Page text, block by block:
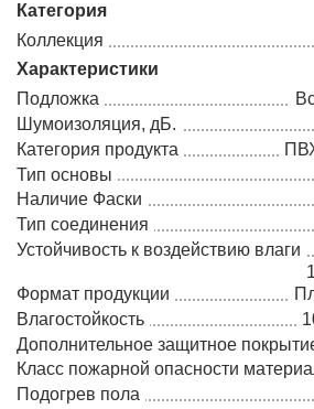
Категория
Коллекция
Характеристики
Подложка
Шумоизоляция, дБ.
Категория продукта
Тип основы
Наличие Фаски
Тип соединения
Устойчивость к воздействию влаги
Формат продукции
Влагостойкость
Дополнительное защитное
Класс пожарной опасности
Подогрев пола